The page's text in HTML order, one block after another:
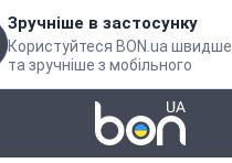
Зручніше в застосунку
Користуйтеся BON.ua швидше
та зручніше з мобільного